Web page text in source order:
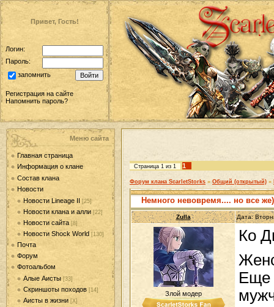
Привет, Гость!
Логин:
Пароль:
запомнить
Регистрация на сайте
Напомнить пароль?
Меню сайта
Главная страница
Информация о клане
Состав клана
Новости
Новости Lineage II [25]
Новости клана и алли [22]
Новости сайта [8]
Новости Shock World [130]
Почта
Форум
Фотоальбом
Алые Аисты [33]
Скриншоты походов [14]
Аисты в жизни [Х]
Страница 1 из 1 1
Форум клана ScarletStorks » Общий (открытый) »
Немного невовремя.... но все
Zulla Дата:
Злой модер
Ко
Еще